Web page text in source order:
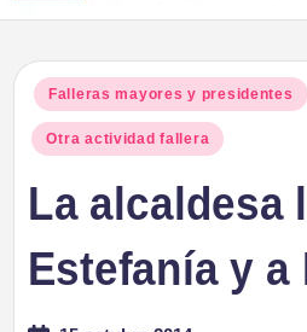
Publicado
en
Falleras mayores y presidentes
Otra actividad fallera
La alcaldesa
Estefanía y a